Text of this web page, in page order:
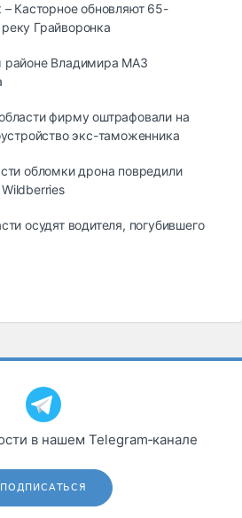
– Касторное обновляют 65-
Грайворонка
районе Владимира МАЗ
фирму оштрафовали на
экс-таможенника
обломки дрона повредили
осудят водителя, погубившего
в нашем Telegram‑канале
ПОДПИСАТЬСЯ